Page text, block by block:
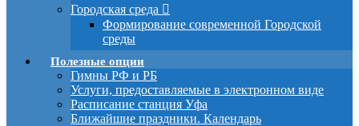
Городская среда
Формирование современной Городской
среды
Полезные опции
Гимны РФ и РБ
Услуги, предоставляемые в электронном виде
Расписание станция Уфа
Ближайшие праздники. Календарь